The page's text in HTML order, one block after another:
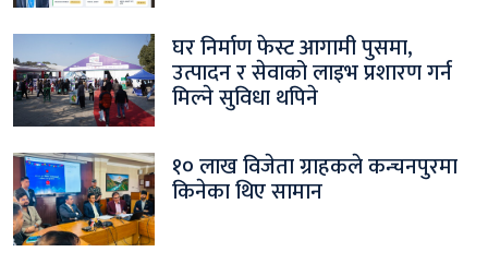
घर निर्माण फेस्ट आगामी पुसमा,
उत्पादन र सेवाको लाइभ प्रशारण गर्न
मिल्ने सुविधा थपिने
१० लाख विजेता ग्राहकले कन्चनपुरमा
किनेका थिए सामान